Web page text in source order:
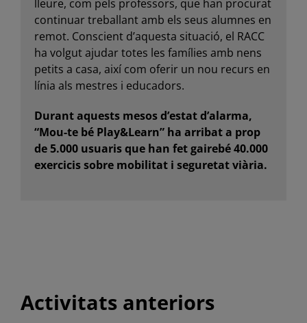
lleure, com pels professors, que han procurat
continuar treballant amb els seus alumnes en
remot. Conscient d’aquesta situació, el RACC
ha volgut ajudar totes les famílies amb nens
petits a casa, així com oferir un nou recurs en
línia als mestres i educadors.
Durant aquests mesos d’estat d’alarma,
“Mou-te bé Play&Learn” ha arribat a prop
de 5.000 usuaris que han fet gairebé 40.000
exercicis sobre mobilitat i seguretat viària.
Activitats anteriors